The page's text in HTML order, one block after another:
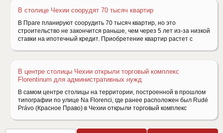
В столице Чехии соорудят 70 тысяч квартир
В Праге планируют соорудить 70 тысяч квартир, но это
строительство не закончится раньше, чем через 5 лет из-за низкой
ставки на ипотечный кредит. Приобретение квартир растет с
В центре столицы Чехии открыли торговый комплекс
Florentinum для административных нужд
В самом центре столицы на территории, построенной в прошлом
типографии по улице Na Florenci, где ранее расположен был Rudé
Právo (Красное Право) в Чехии открыли торговый комплекс